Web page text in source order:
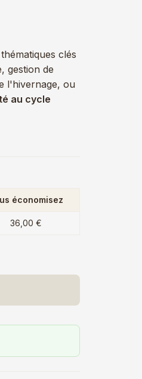
clés
gestion de
l'hivernage, ou
au cycle
économisez
36,00 €